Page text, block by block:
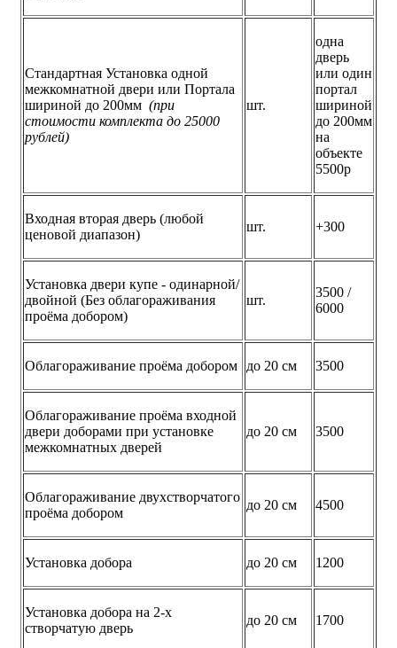
Стандартная Установка одной
межкомнатной двери или Портала
шириной до 200мм (при
стоимости комплекта до 25000
рублей)
шт.
одна
дверь
или один
портал
шириной
до 200мм
на
объекте
5500р
Входная вторая дверь (любой
ценовой диапазон)
шт. +300
Установка двери купе - одинарной/
двойной (Без облагораживания
проёма добором)
шт.
3500 /
6000
Облагораживание проёма добором до 20 см 3500
Облагораживание проёма входной
двери доборами при установке
межкомнатных дверей
до 20 см 3500
Облагораживание двухстворчатого
проёма добором
до 20 см 4500
Установка добора до 20 см 1200
Установка добора на 2-х
створчатую дверь
до 20 см 1700